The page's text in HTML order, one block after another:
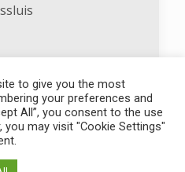
Maassluis
to give you the most
your preferences and
All”, you consent to the use
may visit "Cookie Settings"